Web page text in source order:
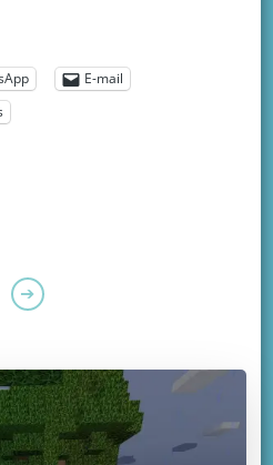
E-mail